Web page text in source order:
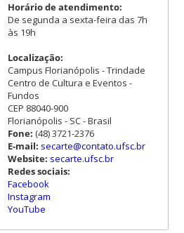
Horário de atendimento:
De segunda a sexta-feira das 7h
às 19h
Localização:
Campus Florianópolis - Trindade
Centro de Cultura e Eventos -
Fundos
CEP 88040-900
Florianópolis - SC - Brasil
Fone: (48) 3721-2376
E-mail: secarte@contato.ufsc.br
Website: secarte.ufsc.br
Redes sociais:
Facebook
Instagram
YouTube